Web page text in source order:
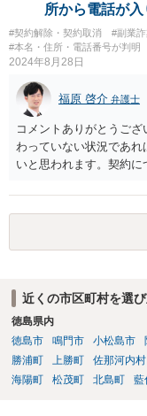
所から電話が入
#契約解除・契約取消 #副業詐
#本名・住所・電話番号が判明
2024年8月28日
福原 啓介 弁護士
コメントありがとうご
わっていない状況であ
いと思われます。契約
いただけますと幸いです
近くの市区町村を選
徳島県内
徳島市
鳴門市 小松島市
勝浦町
上勝町 佐那河内村
海陽町
松茂町 北島町 藍